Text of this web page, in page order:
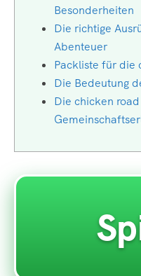
Besonderheiten
Die richtige
Abenteuer
Packliste für die
Die Bedeutung
Die chicken